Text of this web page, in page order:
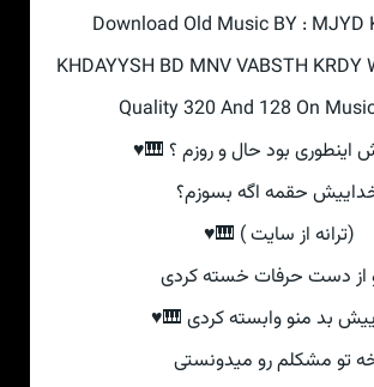
Download Old Music BY : MJYD
KHDAYYSH BD MNV VABSTH KRDY
Quality 320 And 128 On
اینطوری بود حال و روزم ؟ 🎹♥
حقمه اگه بسوزم؟
(ترانه از سایت ) 🎹♥
از دست حرفات خسته کردی
بد منو وابسته کردی 🎹♥
تو مشکلم رو میدونستی